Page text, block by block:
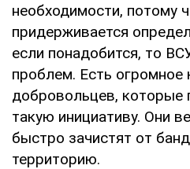
необходимости, потому
придерживается
если понадобится, то
проблем. Есть огромное
добровольцев, которые
такую инициативу. Они
быстро зачистят от
территорию.